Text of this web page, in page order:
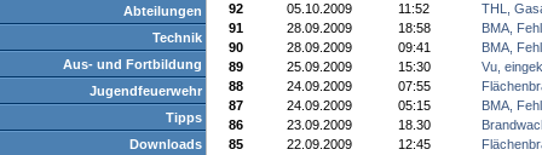
Abteilungen
Technik
Aus- und Fortbildung
Jugendfeuerwehr
Tipps
Downloads
92
05.10.2009 11:52
THL,
91
28.09.2009 18:58
BMA,
90
28.09.2009 09:41
BMA,
89
25.09.2009 15:30
Vu,
88
24.09.2009 07:55
87
24.09.2009 05:15
BMA,
86
23.09.2009 18.30
85
22.09.2009 12:45